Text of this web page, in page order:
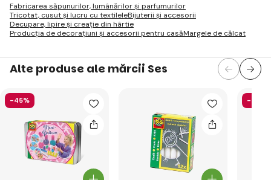
Fabricarea săpunurilor, lumânărilor și parfumurilor
Tricotat, cusut și lucru cu textileleBijuterii și accesorii
Decupare, lipire și creație din hârtie
Producția de decorațiuni și accesorii pentru casăMargele de călcat
Alte produse ale mărcii Ses
-45% -56%